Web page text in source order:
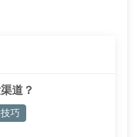
道？
巧